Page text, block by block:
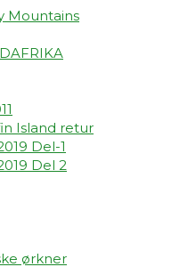
Mountains
Island retur
Del-1
Del 2
ørkner